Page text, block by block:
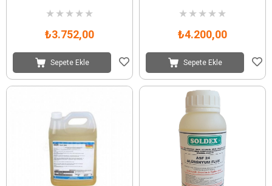
★ ★ ★ ★ ★
₺3.752,00
Sepete Ekle
★ ★ ★ ★ ★
₺4.200,00
Sepete Ekle